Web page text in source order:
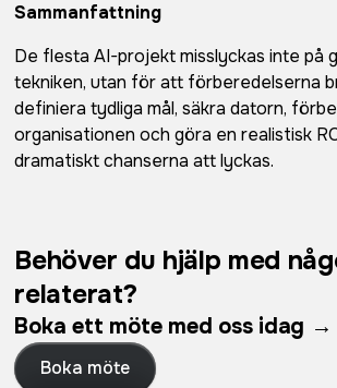
Sammanfattning
De flesta AI-projekt misslyckas inte på
tekniken, utan för att förberedelserna
definiera tydliga mål, säkra datorn,
organisationen och göra en realistisk
dramatiskt chanserna att lyckas.
Behöver du hjälp med
relaterat?
Boka ett möte med oss idag →
Boka möte